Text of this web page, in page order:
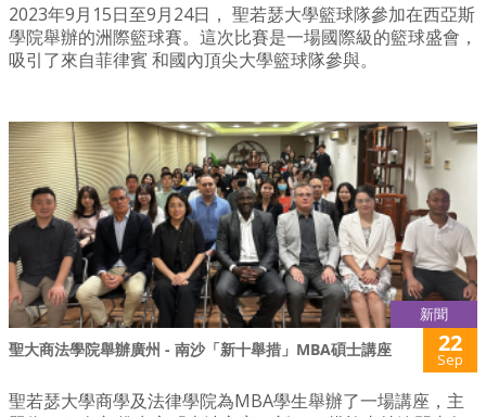
2023年9月15日至9月24日， 聖若瑟大學籃球隊參加在西亞斯
學院舉辦的洲際籃球賽。這次比賽是一場國際級的籃球盛會，
吸引了來自菲律賓 和國內頂尖大學籃球隊參與。
新聞
聖大商法學院舉辦廣州 - 南沙「新十舉措」MBA碩士講座 22
Sep
聖若瑟大學商學及法律學院為MBA學生舉辦了一場講座，主